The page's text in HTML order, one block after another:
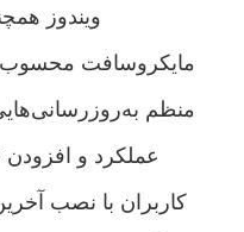
ویندوز
مایکروسافت
منظم
عملکرد و
کاربران با نصب